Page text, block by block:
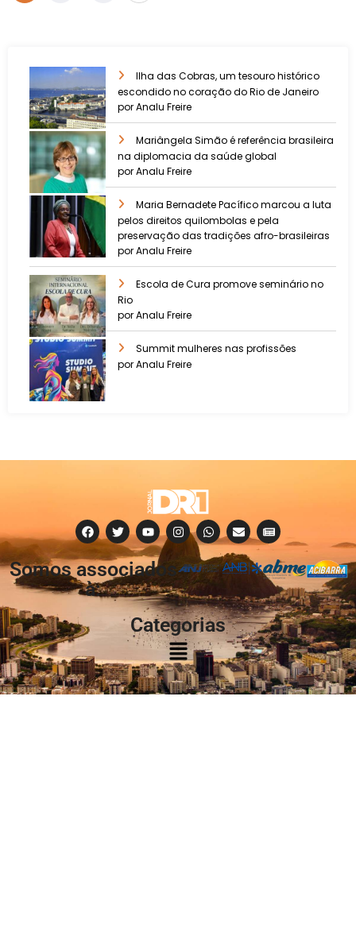
Ilha das Cobras, um tesouro histórico
escondido no coração do Rio de Janeiro
por Analu Freire
Mariângela Simão é referência brasileira
na diplomacia da saúde global
por Analu Freire
Maria Bernadete Pacífico marcou a luta
pelos direitos quilombolas e pela
preservação das tradições afro-brasileiras
por Analu Freire
Escola de Cura promove seminário no
Rio
por Analu Freire
Summit mulheres nas profissões
por Analu Freire
Somos associados
à:
Categorias